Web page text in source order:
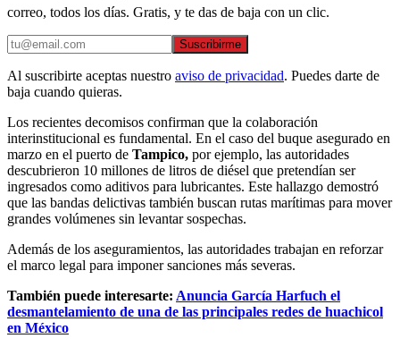
correo, todos los días. Gratis, y te das de baja con un clic.
Suscribirme
Al suscribirte aceptas nuestro aviso de privacidad. Puedes darte de
baja cuando quieras.
Los recientes decomisos confirman que la colaboración
interinstitucional es fundamental. En el caso del buque asegurado en
marzo en el puerto de Tampico, por ejemplo, las autoridades
descubrieron 10 millones de litros de diésel que pretendían ser
ingresados como aditivos para lubricantes. Este hallazgo demostró
que las bandas delictivas también buscan rutas marítimas para mover
grandes volúmenes sin levantar sospechas.
Además de los aseguramientos, las autoridades trabajan en reforzar
el marco legal para imponer sanciones más severas.
También puede interesarte: Anuncia García Harfuch el
desmantelamiento de una de las principales redes de huachicol
en México